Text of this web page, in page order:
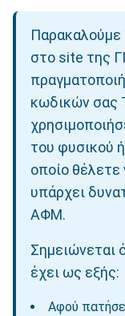
Παρακαλούμε
στο site της
κωδικών σας
του φυσικού
οποίο θέλετε
υπάρχει
ΑΦΜ.
Σημειώνεται
έχει ως εξής:
Αφού